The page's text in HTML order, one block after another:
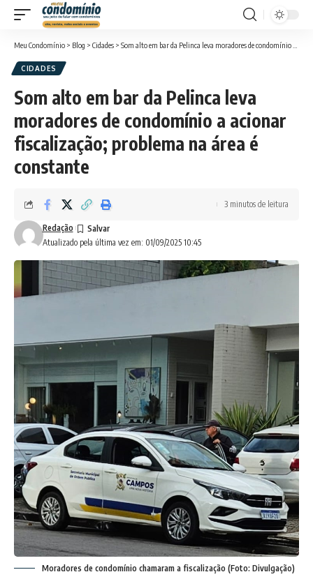
Meu Condomínio > Blog > Cidades > Som alto em bar da Pelinca leva moradores de condomínio a acionar fiscalização; problema na área é constante
CIDADES
Som alto em bar da Pelinca leva
moradores de condomínio a acionar
fiscalização; problema na área é
constante
Atualizado pela última vez em: 01/09/2025 10:45
Redação
3 minutos de leitura
Moradores de condomínio chamaram a fiscalização (Foto: Divulgação)